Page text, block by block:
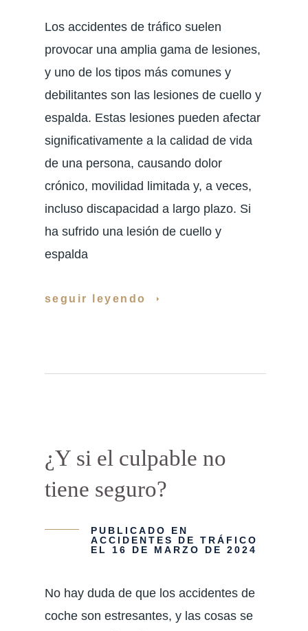
Los accidentes de tráfico suelen
provocar una amplia gama de lesiones,
y uno de los tipos más comunes y
debilitantes son las lesiones de cuello y
espalda. Estas lesiones pueden afectar
significativamente a la calidad de vida
de una persona, causando dolor
crónico, movilidad limitada y, a veces,
incluso discapacidad a largo plazo. Si
ha sufrido una lesión de cuello y
espalda
seguir leyendo
¿Y si el culpable no
tiene seguro?
PUBLICADO EN
ACCIDENTES DE TRÁFICO
EL 16 DE MARZO DE 2024
No hay duda de que los accidentes de
coche son estresantes, y las cosas se